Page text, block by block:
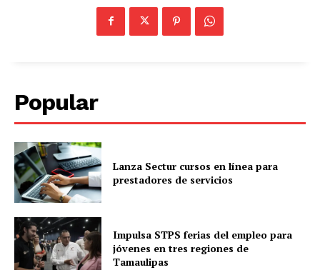
Popular
Lanza Sectur cursos en línea para
prestadores de servicios
Impulsa STPS ferias del empleo para
jóvenes en tres regiones de
Tamaulipas